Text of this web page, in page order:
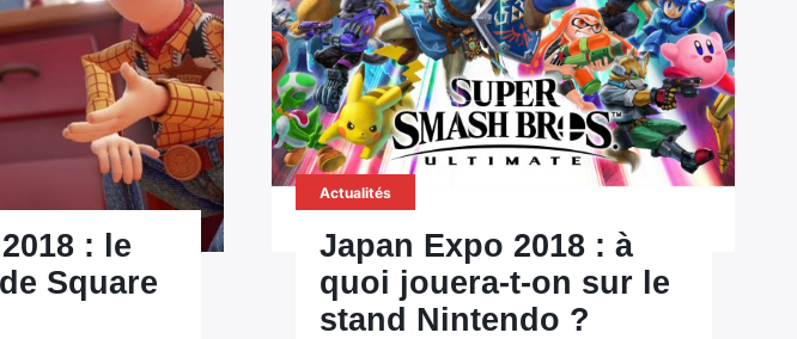
: le
Square
Actualités
Japan Expo 2018 : à
quoi jouera-t-on sur le
stand Nintendo ?